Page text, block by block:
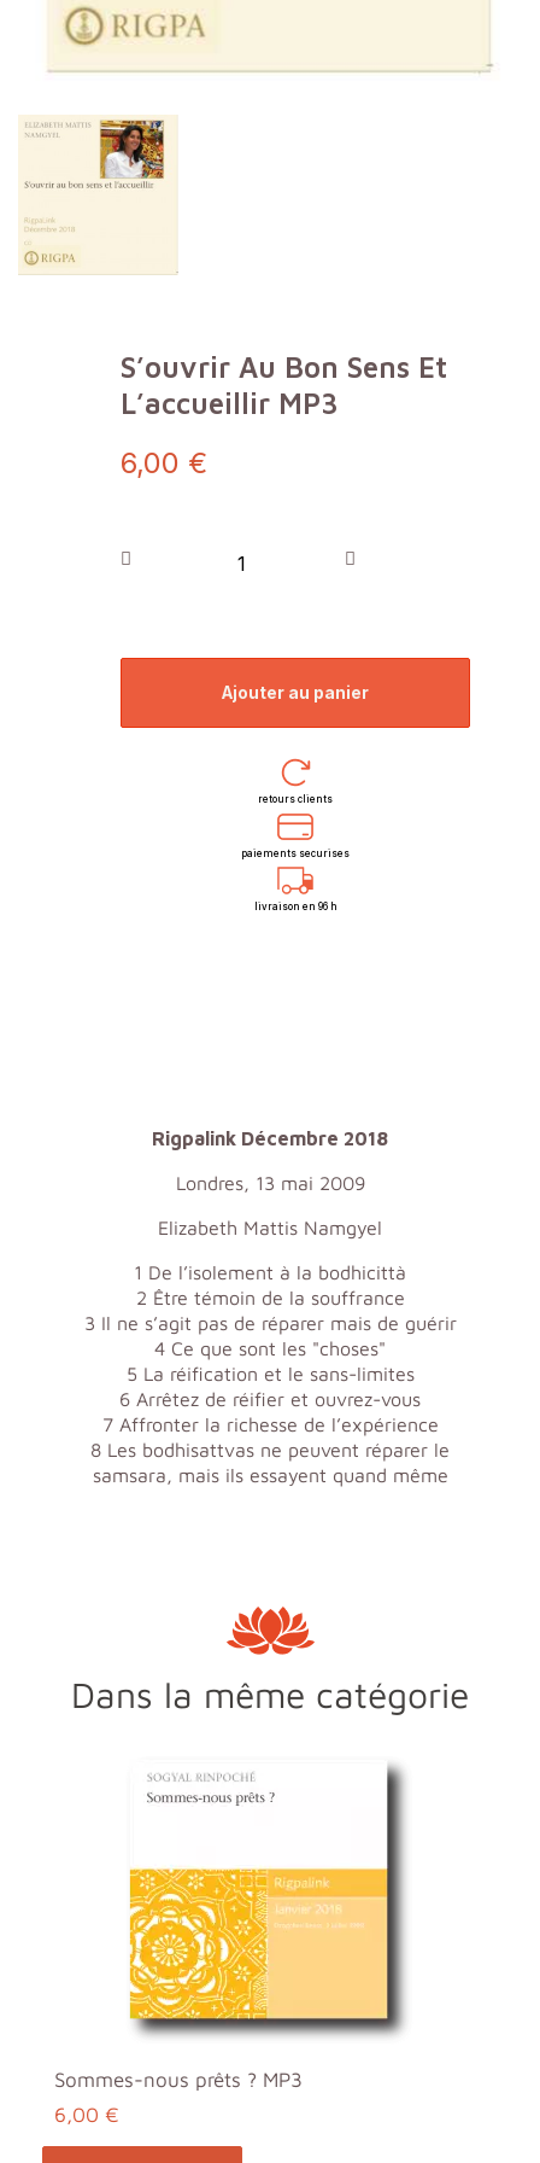
S’ouvrir Au Bon Sens Et
L’accueillir MP3
6,00 €
ajouter au panier
retours clients
paiements securises
livraison en 96 h
Rigpalink Décembre 2018
Londres, 13 mai 2009
Elizabeth Mattis Namgyel
1 De l’isolement à la bodhicittà
2 Être témoin de la souffrance
3 Il ne s’agit pas de réparer mais de guérir
4 Ce que sont les "choses"
5 La réification et le sans-limites
6 Arrêtez de réifier et ouvrez-vous
7 Affronter la richesse de l’expérience
8 Les bodhisattvas ne peuvent réparer le
samsara, mais ils essayent quand même
Dans la même catégorie
Sommes-nous prêts ? MP3
6,00 €